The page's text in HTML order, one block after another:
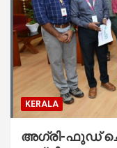
KERALA
അഗ്രി-ഫുഡ്